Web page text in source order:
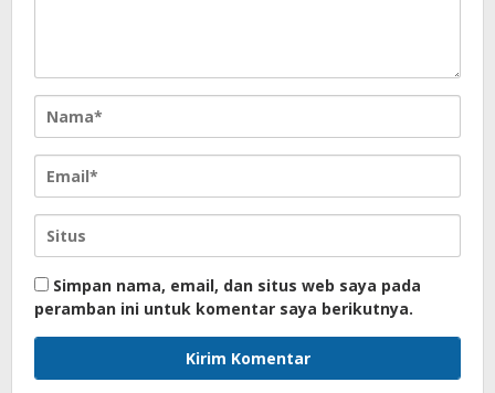
Simpan nama, email, dan situs web saya pada
peramban ini untuk komentar saya berikutnya.